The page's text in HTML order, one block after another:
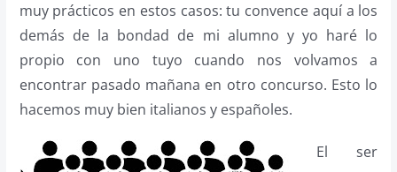
muy prácticos en estos casos: tu convence aquí a los
demás de la bondad de mi alumno y yo haré lo
propio con uno tuyo cuando nos volvamos a
encontrar pasado mañana en otro concurso. Esto lo
hacemos muy bien italianos y españoles.
El ser